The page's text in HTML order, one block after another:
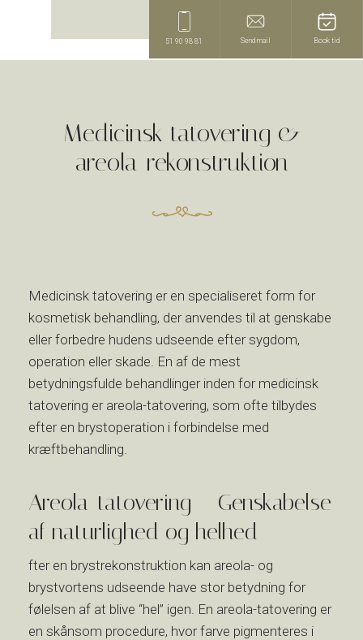
51 90 98 81 Send mail Book tid
​Medicinsk tatovering &
areola-rekonstruktion
Medicinsk tatovering er en specialiseret form for
kosmetisk behandling, der anvendes til at genskabe
eller forbedre hudens udseende efter sygdom,
operation eller skade. En af de mest
betydningsfulde behandlinger inden for medicinsk
tatovering er areola-tatovering, som ofte tilbydes
efter en brystoperation i forbindelse med
kræftbehandling.​
Areola-tatovering – Genskabelse
af naturlighed og helhed
​fter en brystrekonstruktion kan areola- og
brystvortens udseende have stor betydning for
følelsen af at blive “hel” igen. En areola-tatovering er
en skånsom procedure, hvor farve pigmenteres i